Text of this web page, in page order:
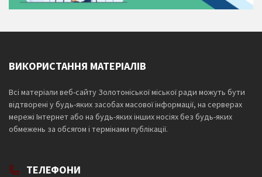
ВИКОРИСТАННЯ МАТЕРІАЛІВ
Всі матеріали веб-сайту Золотоніської міської ради можуть бути
відтворені у будь-яких засобах масової інформації, на серверах
мережі Інтернет або на будь-яких інших носіях без будь-яких
обмежень за обсягом і термінами публікації.
ТЕЛЕФОНИ